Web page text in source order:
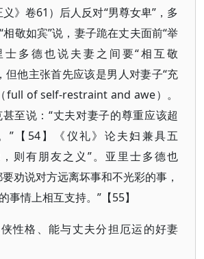
》卷61）后人反对“男尊女卑”，多
敬如宾”说，妻子跪在丈夫面前“举
士多德也说夫妻之间要“相互敬
他主张首先应该是男人对妻子“充
full of self-restraint and awe）。
甚至说：“丈夫对妻子的尊重应该超
”【54】《仪礼》论夫妇兼具五
则有朋友之义”。亚里士多德也
劝说对方远离坏事和不光彩的事，
事情上相互支持。”【55】
性格、能与丈夫分担厄运的好妻